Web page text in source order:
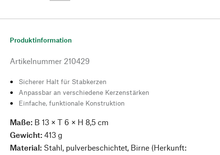
Produktinformation
Artikelnummer 210429
Sicherer Halt für Stabkerzen
Anpassbar an verschiedene Kerzenstärken
Einfache, funktionale Konstruktion
Maße: B 13 × T 6 × H 8,5 cm
Gewicht: 413 g
Material: Stahl, pulverbeschichtet, Birne (Herkunft: